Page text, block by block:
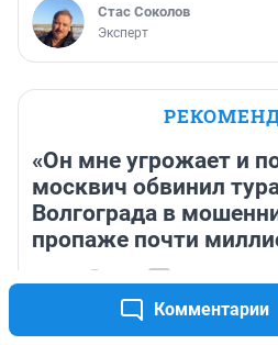
Комментарии
Стас Соколов
Эксперт
«Он мне угрожает и
москвич обвинил
Волгограда в
пропаже почти
Накипело у младшей сестры:
осталась быть хорошей»